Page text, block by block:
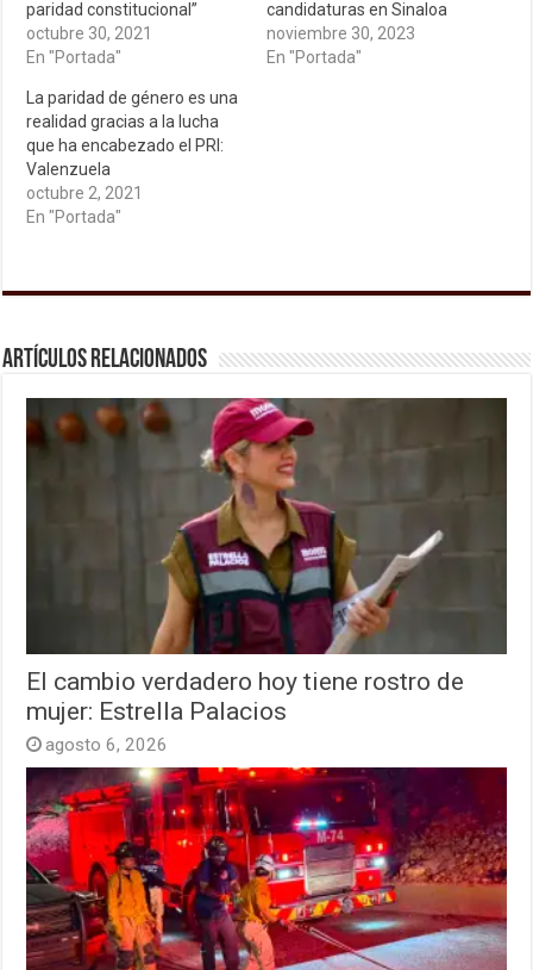
paridad constitucional”
octubre 30, 2021
En "Portada"
candidaturas en Sinaloa
noviembre 30, 2023
En "Portada"
La paridad de género es una
realidad gracias a la lucha
que ha encabezado el PRI:
Valenzuela
octubre 2, 2021
En "Portada"
Artículos relacionados
El cambio verdadero hoy tiene rostro de
mujer: Estrella Palacios
agosto 6, 2026